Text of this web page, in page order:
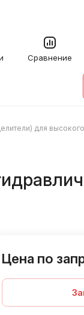
Сравнение
для
Цена по